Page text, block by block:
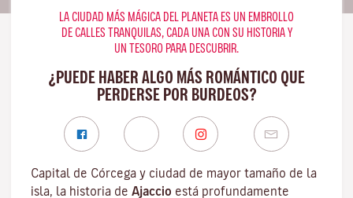
LA CIUDAD MÁS MÁGICA DEL PLANETA ES UN EMBROLLO
DE CALLES TRANQUILAS, CADA UNA CON SU HISTORIA Y
UN TESORO PARA DESCUBRIR.
¿PUEDE HABER ALGO MÁS ROMÁNTICO QUE
PERDERSE POR BURDEOS?
Capital de Córcega y ciudad de mayor tamaño de la
isla, la historia de Ajaccio está profundamente